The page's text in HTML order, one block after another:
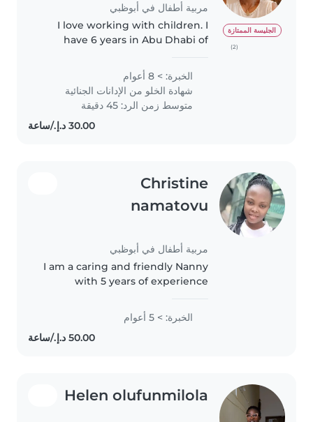
الجليسة الممتازة
(2)
مربية أطفال في أبوظبي
I love working with children. I
have 6 years in Abu Dhabi of
toddlers. I also have experience
with children who are difficult in
learning. I’m looking forward..
الخبرة: > 8 أعوام
شهادة الخلو من الإدانات الجنائية
متوسط زمن الرد: 45 دقيقة
Christine
namatovu
مربية أطفال في أبوظبي
I am a caring and friendly Nanny
with 5 years of experience
toddlers. I have a calm and
nurturing approach to childcare,
and I'm comfortable with pets
الخبرة: > 5 أعوام
Helen olufunmilola